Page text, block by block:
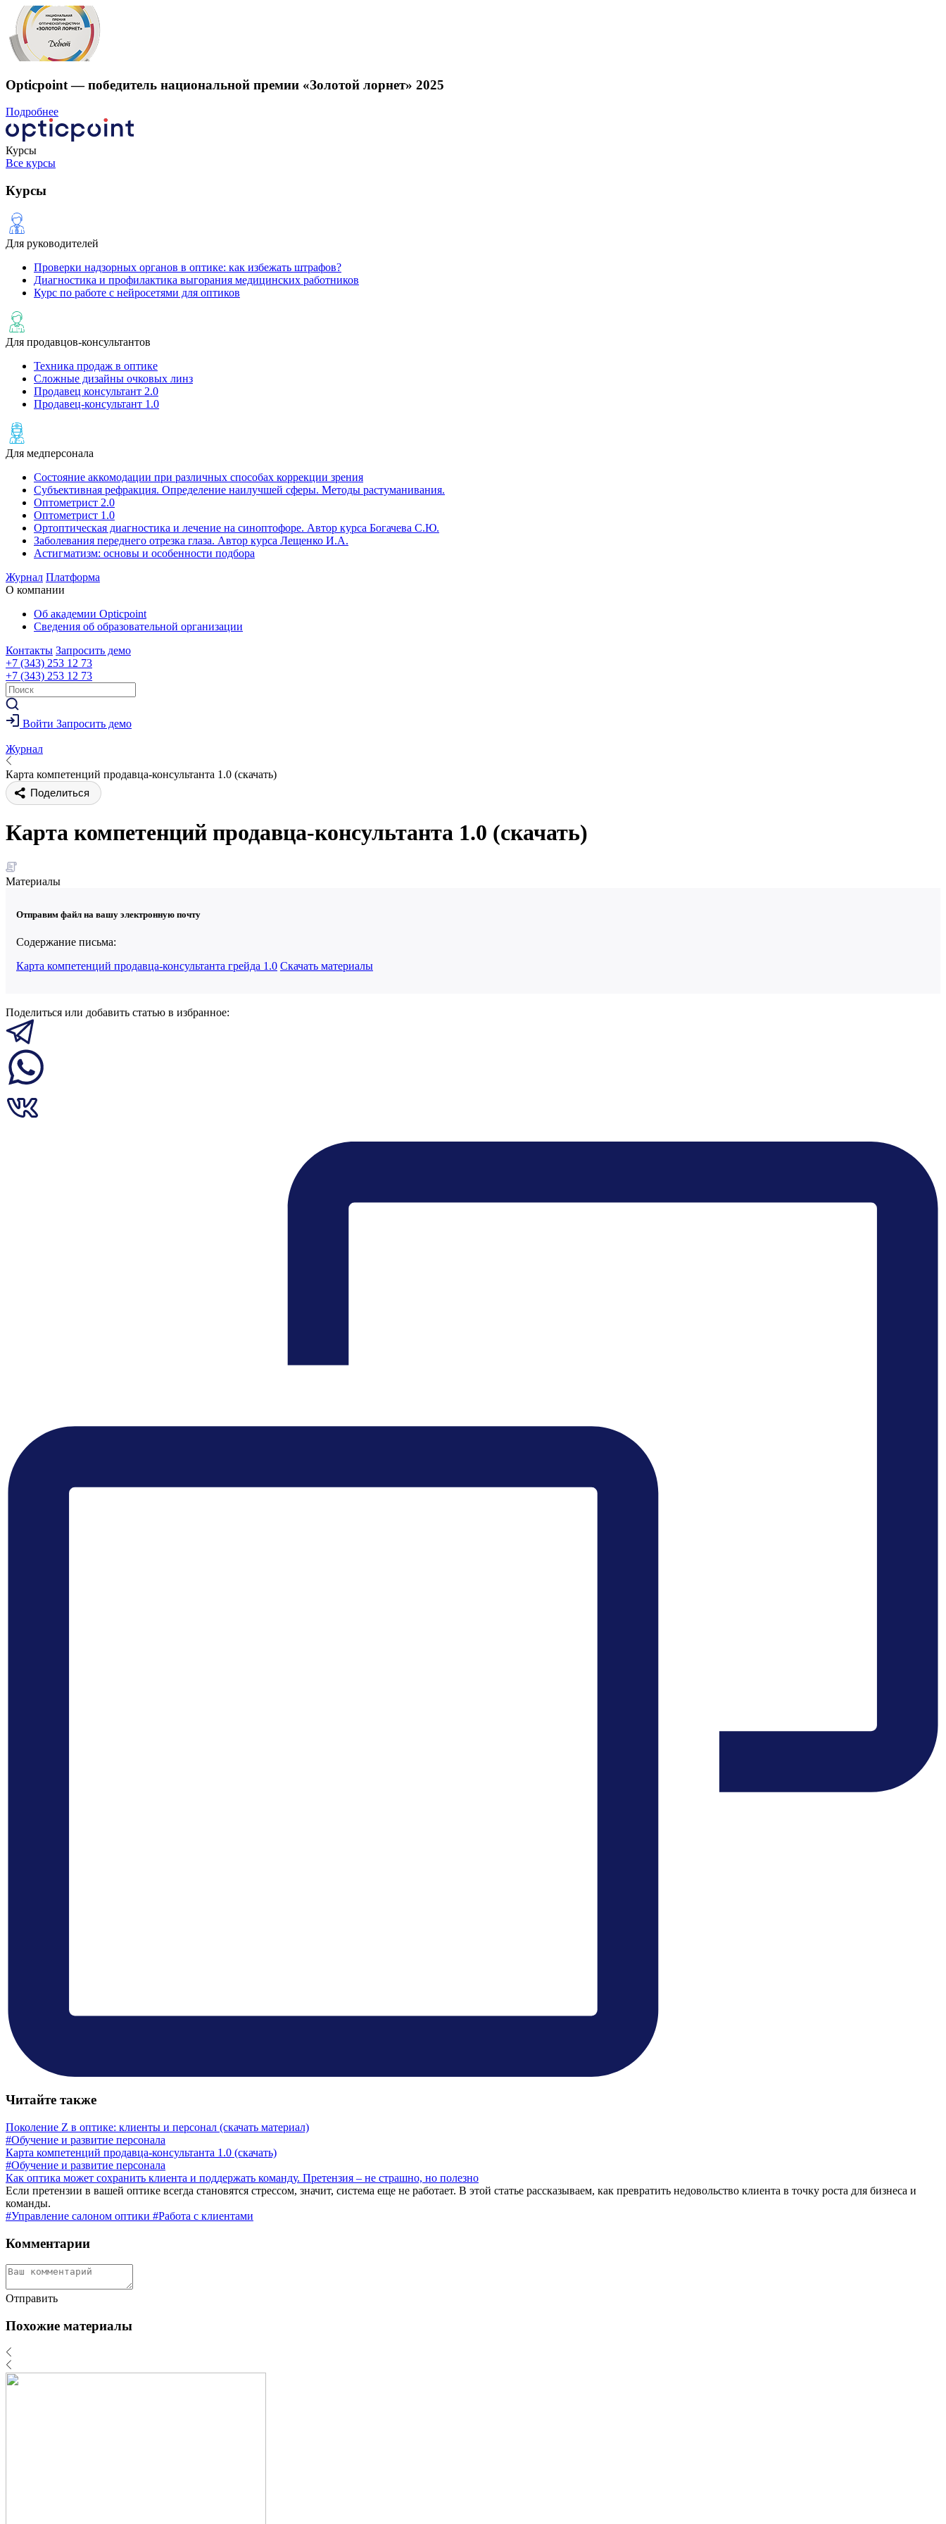
Opticpoint — победитель национальной премии «Золотой лорнет» 2025
Подробнее
Курсы
Все курсы
Курсы
Для руководителей
Проверки надзорных органов в оптике: как избежать штрафов?
Диагностика и профилактика выгорания медицинских работников
Курс по работе с нейросетями для оптиков
Для продавцов-консультантов
Техника продаж в оптике
Сложные дизайны очковых линз
Продавец консультант 2.0
Продавец-консультант 1.0
Для медперсонала
Состояние аккомодации при различных способах коррекции зрения
Субъективная рефракция. Определение наилучшей сферы. Методы растуманивания.
Оптометрист 2.0
Оптометрист 1.0
Ортоптическая диагностика и лечение на cиноптофоре. Автор курса Богачева С.Ю.
Заболевания переднего отрезка глаза. Автор курса Лещенко И.А.
Астигматизм: основы и особенности подбора
Журнал Платформа
О компании
Об академии Opticpoint
Сведения об образовательной организации
Контакты Запросить демо
+7 (343) 253 12 73
+7 (343) 253 12 73
Войти Запросить демо
Журнал
Карта компетенций продавца-консультанта 1.0 (скачать)
Поделиться
Карта компетенций продавца-консультанта 1.0 (скачать)
Материалы
Отправим файл на вашу электронную почту
Содержание письма:
Карта компетенций продавца-консультанта грейда 1.0 Скачать материалы
Поделиться или добавить статью в избранное:
Читайте также
Поколение Z в оптике: клиенты и персонал (скачать материал)
#Обучение и развитие персонала
Карта компетенций продавца-консультанта 1.0 (скачать)
#Обучение и развитие персонала
Как оптика может сохранить клиента и поддержать команду. Претензия – не страшно, но полезно
Если претензии в вашей оптике всегда становятся стрессом, значит, система еще не работает. В этой статье рассказываем, как превратить недовольство клиента в точку роста для бизнеса и
команды.
#Управление салоном оптики #Работа с клиентами
Комментарии
Отправить
Похожие материалы